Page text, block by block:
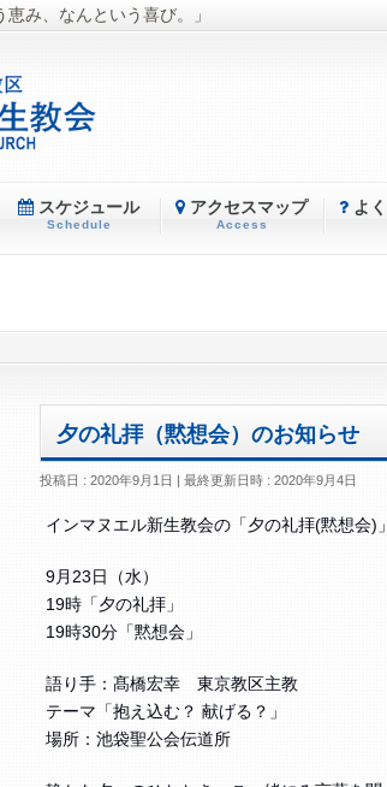
み、なんという喜び。」
スケジュール
Schedule
アクセスマップ
Access
よく
夕の礼拝（黙想会）のお知らせ
投稿日 : 2020年9月1日 最終更新日時 : 2020年9月4日
インマヌエル新生教会の「夕の礼拝(黙想会)
9月23日（水）
19時「夕の礼拝」
19時30分「黙想会」
語り手：髙橋宏幸 東京教区主教
テーマ「抱え込む？ 献げる？」
場所：池袋聖公会伝道所